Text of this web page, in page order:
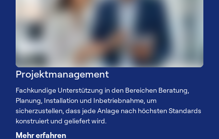
Projektmanagement
Fachkundige Unterstützung in den Bereichen Beratung,
Planung, Installation und Inbetriebnahme, um
sicherzustellen, dass jede Anlage nach höchsten Standards
konstruiert und geliefert wird.
Mehr erfahren